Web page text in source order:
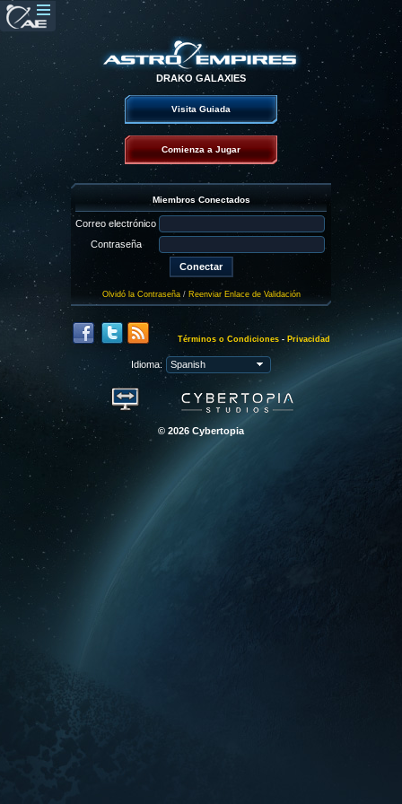
DRAKO GALAXIES
Visita Guiada
Comienza a Jugar
Miembros Conectados
Correo electrónico
Contraseña
Olvidó la Contraseña/ Reenviar Enlace de Validación
Términos o Condiciones- Privacidad
Idioma:
© 2026 Cybertopia